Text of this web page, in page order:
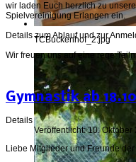
TCBuckenhof_2.jpg
wir laden Euch herzlich zu
Spielvereinigung Erlangen ein.
Details zum Ablauf und zur
Wir freuen uns auf eine rege
Gymnastik ab
Details
Veröffentlicht: 10. Oktober
Liebe Mitglieder und Freunde